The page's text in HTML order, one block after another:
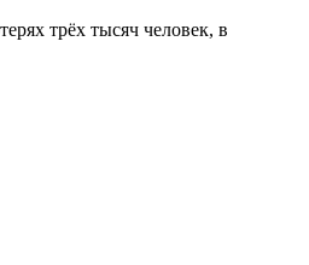
трёх тысяч человек, в